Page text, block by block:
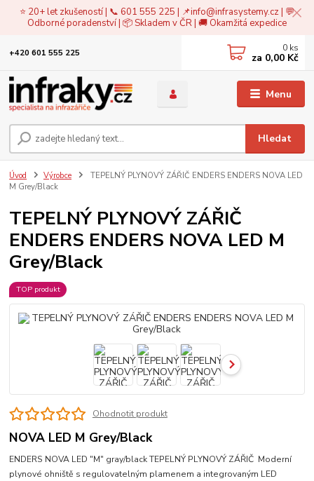
⭐ 20+ let zkušeností | 📞 601 555 225 | 📌info@infrasystemy.cz| 💬
Odborné poradenství | 📦 Skladem v ČR | 🚚 Okamžitá expedice
Menu
Hledat
+420 601 555 225 0 ks
za 0,00 Kč
Úvod Výrobce
TEPELNÝ PLYNOVÝ ZÁŘIČ ENDERS ENDERS NOVA LED
M Grey/Black
TEPELNÝ PLYNOVÝ ZÁŘIČ
ENDERS ENDERS NOVA LED M
Grey/Black
TOP produkt
Ohodnotit produkt
NOVA LED M Grey/Black
ENDERS NOVA LED "M" gray/black TEPELNÝ PLYNOVÝ ZÁŘIČ Moderní
plynové ohniště s regulovatelným plamenem a integrovaným LED